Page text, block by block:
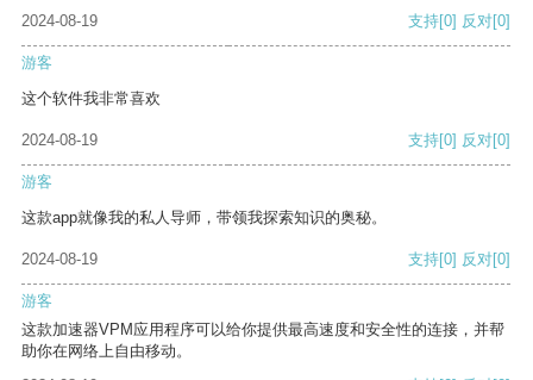
2024-08-19
支持[0] 反对[0]
游客
这个软件我非常喜欢
2024-08-19 支持[0] 反对[0]
游客
这款app就像我的私人导师，带领我探索知识的奥秘。
2024-08-19 支持[0] 反对[0]
游客
这款加速器VPM应用程序可以给你提供最高速度和安全性的连接，并帮
助你在网络上自由移动。